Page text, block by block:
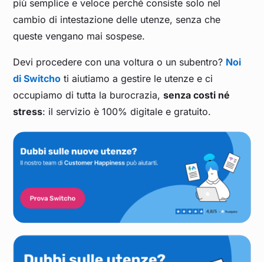
più semplice e veloce perché consiste solo nel
cambio di intestazione delle utenze, senza che
queste vengano mai sospese.
Devi procedere con una voltura o un subentro? Noi
di Switcho ti aiutiamo a gestire le utenze e ci
occupiamo di tutta la burocrazia,senza costi né
stress: il servizio è 100% digitale e gratuito.